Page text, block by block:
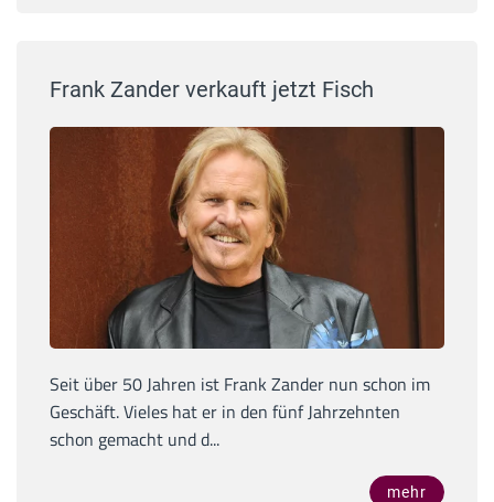
Frank Zander verkauft jetzt Fisch
Seit über 50 Jahren ist Frank Zander nun schon im
Geschäft. Vieles hat er in den fünf Jahrzehnten
schon gemacht und d...
mehr